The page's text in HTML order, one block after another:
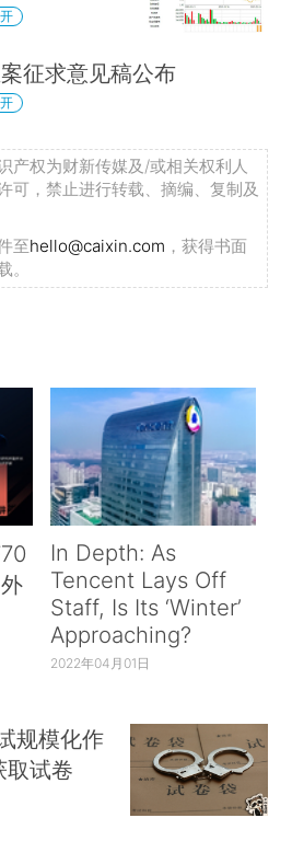
征求意见稿公布
产权为财新传媒及/或相关权利人
可，禁止进行转载、摘编、复制及
至hello@caixin.com ，获得书面
。
In Depth: As
Tencent Lays Off
Staff, Is Its ‘Winter’
Approaching?
2022年04月01日
规模化作
取试卷